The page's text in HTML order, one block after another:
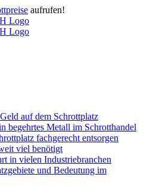
aufrufen!
auf dem Schrottplatz
begehrtes Metall im Schrotthandel
fachgerecht entsorgen
viel benötigt
in vielen Industriebranchen
und Bedeutung im